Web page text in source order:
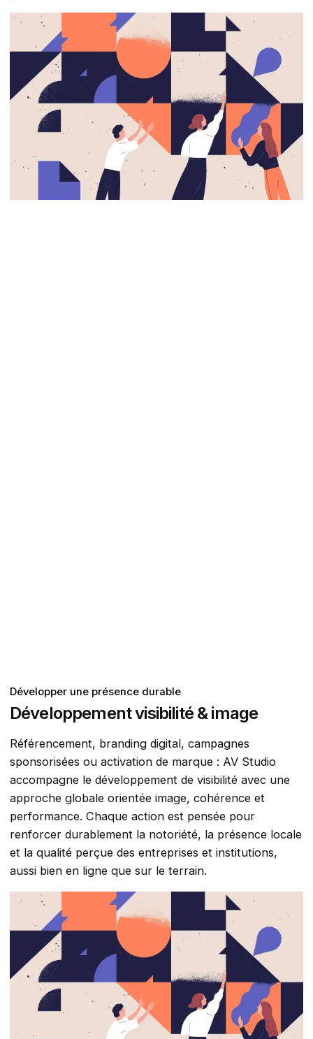
Développer une présence durable
Développement visibilité & image
Référencement, branding digital, campagnes
sponsorisées ou activation de marque : AV Studio
accompagne le développement de visibilité avec une
approche globale orientée image, cohérence et
performance. Chaque action est pensée pour
renforcer durablement la notoriété, la présence locale
et la qualité perçue des entreprises et institutions,
aussi bien en ligne que sur le terrain.